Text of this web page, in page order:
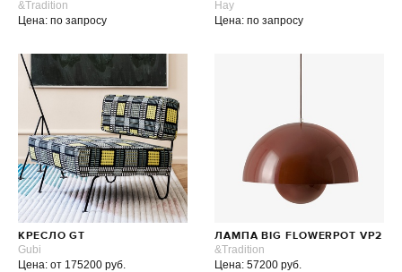
&Tradition
Цена: по запросу
Hay
Цена: по запросу
КРЕСЛО GT
Gubi
Цена: от 175200 руб.
ЛАМПА BIG FLOWERPOT VP2
&Tradition
Цена: 57200 руб.